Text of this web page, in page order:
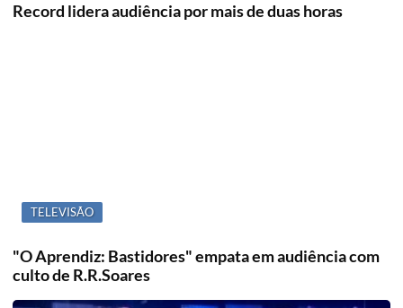
Record lidera audiência por mais de duas horas
TELEVISÃO
"O Aprendiz: Bastidores" empata em audiência com
culto de R.R.Soares